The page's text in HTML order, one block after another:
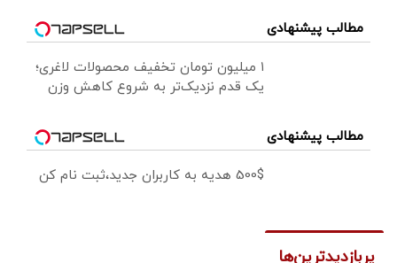
مطالب پیشنهادی
۱ میلیون تومان تخفیف محصولات لاغری؛
یک قدم نزدیک‌تر به شروع کاهش وزن
مطالب پیشنهادی
500$ هدیه به کاربران جدید،ثبت نام کن
پربازدیدترین‌ها